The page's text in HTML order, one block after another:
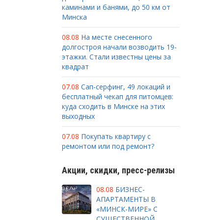
каминами и банями, до 50 км от
Минска
08.08 На месте снесенного
долгостроя начали возводить 19-
этажки. Стали известны цены за
квадрат
07.08 Сап-серфинг, 49 локаций и
бесплатный чекап для питомцев:
куда сходить в Минске на этих
выходных
07.08 Покупать квартиру с
ремонтом или под ремонт?
Акции, скидки, пресс-релизы
08.08 БИЗНЕС-
АПАРТАМЕНТЫ В
«МИНСК-МИРЕ» С